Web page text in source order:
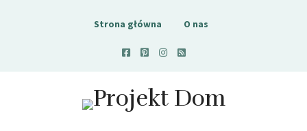
Strona główna O nas
Projekt Dom